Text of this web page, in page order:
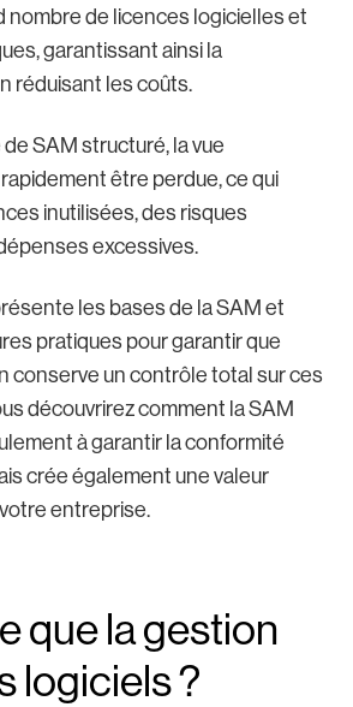
nombre de licences logicielles et
garantissant ainsi la
réduisant les coûts.
SAM structuré, la vue
être perdue, ce qui
inutilisées, des risques
excessives.
les bases de la SAM et
pratiques pour garantir que
conserve un contrôle total sur ces
découvrirez comment la SAM
à garantir la conformité
crée également une valeur
entreprise.
que la gestion
logiciels ?